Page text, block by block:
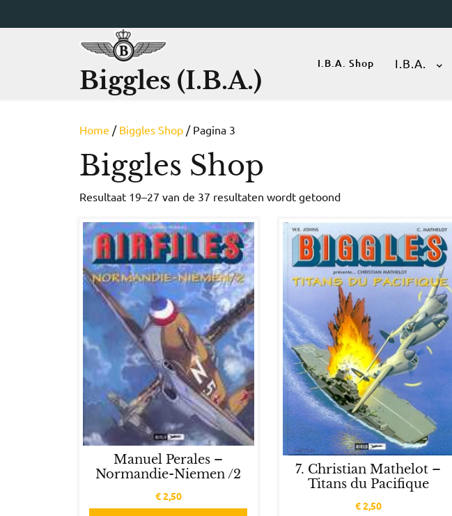
naar
Biggles (I.B.A.)
I.B.A. Shop I.B.A.
Home / Biggles Shop / Pagina 3
Biggles Shop
Resultaat 19–27 van de 37 resultaten wordt getoondGesorteerd
Manuel Perales –
Normandie-Niemen /2
€2,50
7. Christian Mathelot –
Titans du Pacifique
€2,50